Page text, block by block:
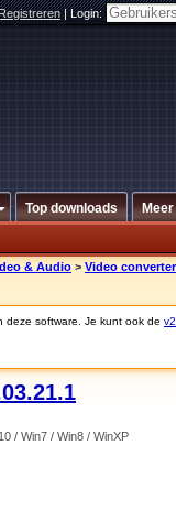
|Login:
Top downloads Meer
& Audio > Video
deze software. Je kunt ook de
/ Win7 / Win8 / WinXP